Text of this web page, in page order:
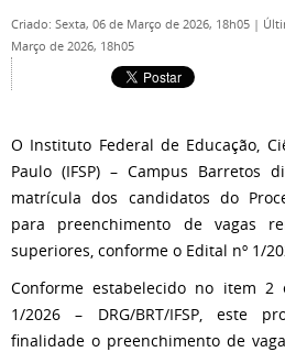
Criado: Sexta, 06 de Março de 2026, 18h05 |
Março de 2026, 18h05
O Instituto Federal de Educação,
Paulo (IFSP) – Campus Barretos
matrícula dos candidatos do
para preenchimento de vagas
superiores, conforme o Edital nº 1/
Conforme estabelecido no item
1/2026 – DRG/BRT/IFSP, este
finalidade o preenchimento de